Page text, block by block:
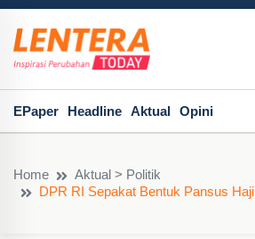
EPaper Headline Aktual Opini
Home
Aktual > Politik
DPR RI Sepakat Bentuk Pansus Haji